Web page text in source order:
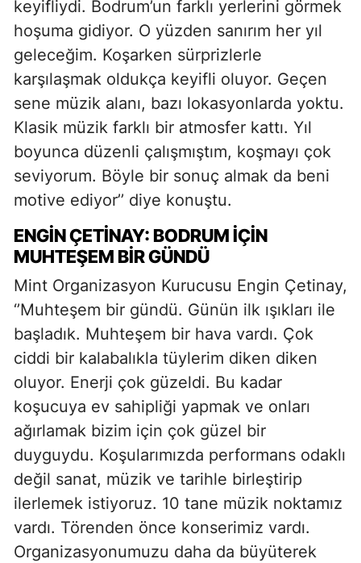
keyifliydi. Bodrum’un farklı yerlerini görmek
hoşuma gidiyor. O yüzden sanırım her yıl
geleceğim. Koşarken sürprizlerle
karşılaşmak oldukça keyifli oluyor. Geçen
sene müzik alanı, bazı lokasyonlarda yoktu.
Klasik müzik farklı bir atmosfer kattı. Yıl
boyunca düzenli çalışmıştım, koşmayı çok
seviyorum. Böyle bir sonuç almak da beni
motive ediyor’’ diye konuştu.
ENGİN ÇETİNAY: BODRUM İÇİN
MUHTEŞEM BİR GÜNDÜ
Mint Organizasyon Kurucusu Engin Çetinay,
‘’Muhteşem bir gündü. Günün ilk ışıkları ile
başladık. Muhteşem bir hava vardı. Çok
ciddi bir kalabalıkla tüylerim diken diken
oluyor. Enerji çok güzeldi. Bu kadar
koşucuya ev sahipliği yapmak ve onları
ağırlamak bizim için çok güzel bir
duyguydu. Koşularımızda performans odaklı
değil sanat, müzik ve tarihle birleştirip
ilerlemek istiyoruz. 10 tane müzik noktamız
vardı. Törenden önce konserimiz vardı.
Organizasyonumuzu daha da büyüterek